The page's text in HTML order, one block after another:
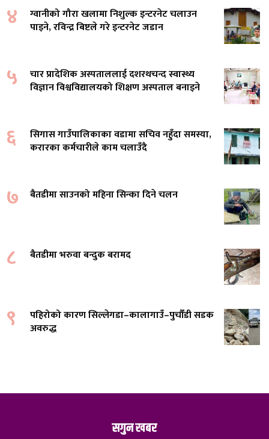
४
ग्वानीको गौरा खलामा निशुल्क इन्टरनेट चलाउन
पाइने, रविन्द्र बिष्टले गरे इन्टरनेट जडान
५
चार प्रादेशिक अस्पताललाई दशरथचन्द स्वास्थ्य
विज्ञान विश्वविद्यालयको शिक्षण अस्पताल बनाइने
६
सिगास गाउँपालिकाका वडामा सचिव नहुँदा समस्या,
करारका कर्मचारीले काम चलाउँदै
७ बैतडीमा साउनको महिना सिन्का दिने चलन
८ बैतडीमा भरुवा बन्दुक बरामद
९
पहिरोको कारण सिल्लेगडा–कालागाउँ–पुर्चौंडी सडक
अवरुद्ध
सगुन खबर